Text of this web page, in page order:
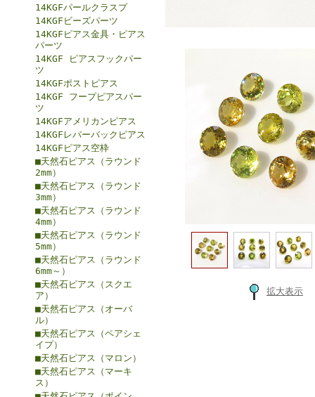
14KGFパールクラスプ
14KGFビーズパーツ
14KGFピアス金具・ピアス
パーツ
14KGF ピアスフックパー
ツ
14KGFポストピアス
14KGF フープピアスパー
ツ
14KGFアメリカンピアス
14KGFレバーバックピアス
14KGFピアス空枠
■天然石ピアス（ラウンド
2mm）
■天然石ピアス（ラウンド
3mm）
■天然石ピアス（ラウンド
4mm）
■天然石ピアス（ラウンド
5mm）
■天然石ピアス（ラウンド
6mm～）
■天然石ピアス（スクエ
ア）
■天然石ピアス（オーバ
ル）
■天然石ピアス（ペアシェ
イプ）
■天然石ピアス（マロン）
■天然石ピアス（マーキ
ス）
拡大表示